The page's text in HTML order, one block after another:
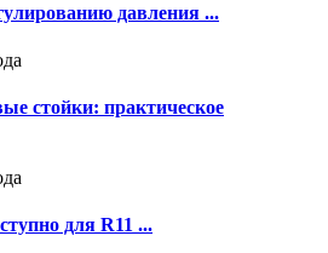
давления ...
стойки: практическое
для R11 ...